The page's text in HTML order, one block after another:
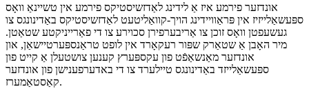
אונדזער פירמע איז אַ לידינג לאַדזשיסטיקס פירמע אין טשיינאַ וואָס
ספּעשאַלייזיז אין פּראַוויידינג הויך-קוואַליטעט לאַדזשיסטיקס באַדינונגס צו
געשעפטן וואָס זוכן צו אַריבערפירן סכוירע צו די פאַרייניקטע שטאַטן.
מיר האָבן אַ שטאַרק שפּור רעקאָרד אין לופט טראַנספּערטיישאַן, און
אונדזער מאַנשאַפֿט פון עקספּערץ קענען צושטעלן אַ קייט פון
ספּעשאַלייזד באַדינונגס טיילערד צו די באדערפענישן פון אונדזער
קאַסטאַמערז.